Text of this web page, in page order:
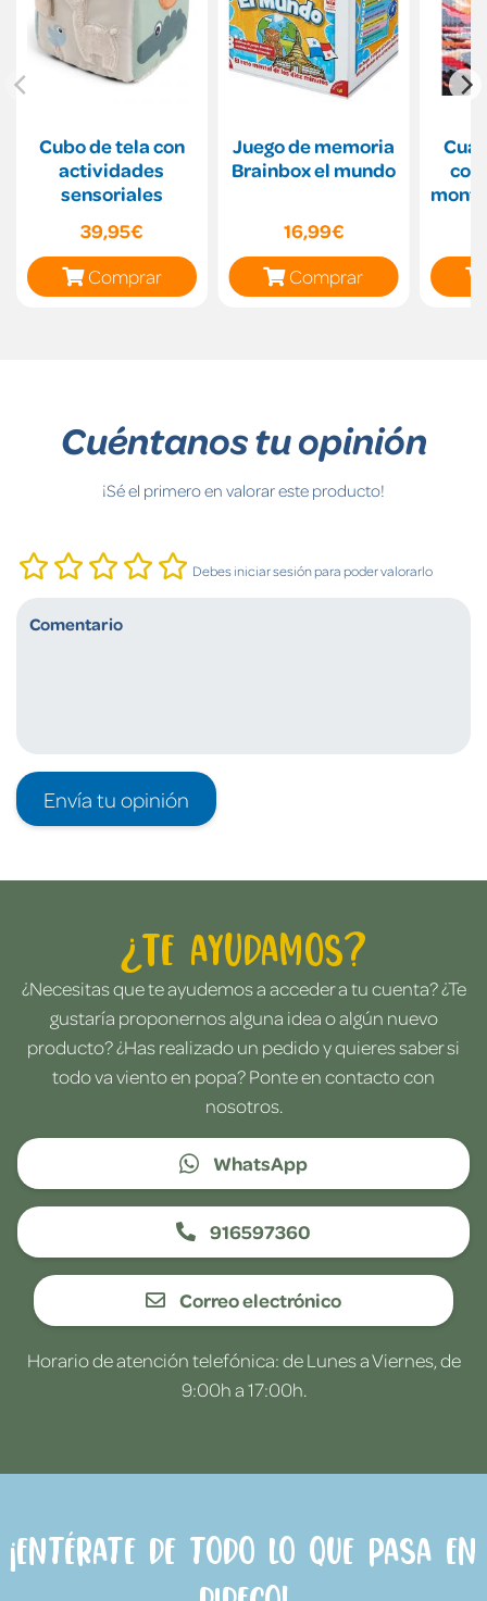
Cubo de tela con
actividades
sensoriales
39,95€
Comprar
Juego de memoria
Brainbox el mundo
16,99€
Comprar
con
Cuéntanos tu opinión
¡Sé el primero en valorar este producto!
Debes iniciar sesión para poder valorarlo
Envía tu opinión
¿Te ayudamos?
¿Necesitas que te ayudemos a acceder a tu cuenta? ¿Te
gustaría proponernos alguna idea o algún nuevo
producto? ¿Has realizado un pedido y quieres saber si
todo va viento en popa? Ponte en contacto con
nosotros.
WhatsApp
916597360
Correo electrónico
Horario de atención telefónica: de Lunes a Viernes, de
9:00h a 17:00h.
¡Entérate de todo lo que pasa en